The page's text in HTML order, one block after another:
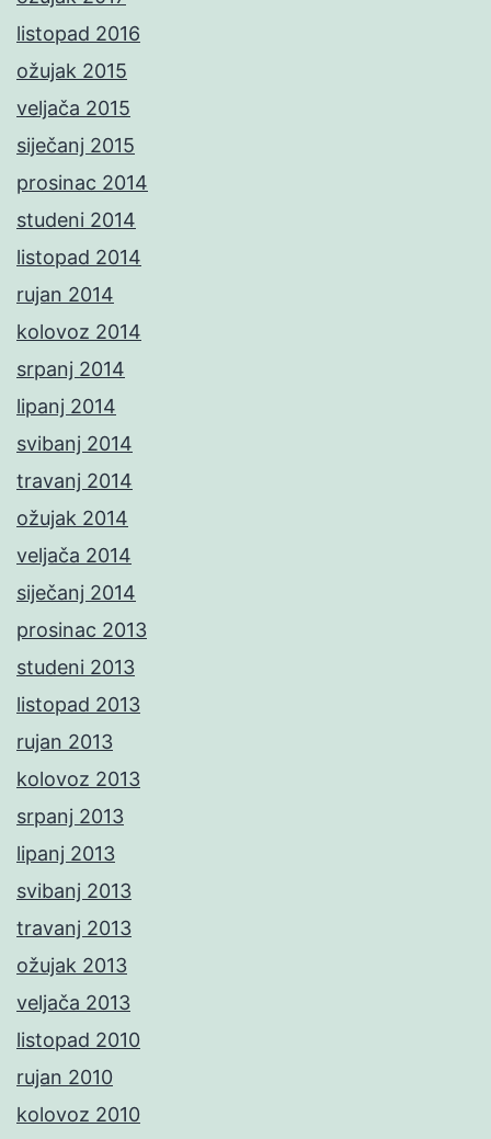
listopad 2016
ožujak 2015
veljača 2015
siječanj 2015
prosinac 2014
studeni 2014
listopad 2014
rujan 2014
kolovoz 2014
srpanj 2014
lipanj 2014
svibanj 2014
travanj 2014
ožujak 2014
veljača 2014
siječanj 2014
prosinac 2013
studeni 2013
listopad 2013
rujan 2013
kolovoz 2013
srpanj 2013
lipanj 2013
svibanj 2013
travanj 2013
ožujak 2013
veljača 2013
listopad 2010
rujan 2010
kolovoz 2010